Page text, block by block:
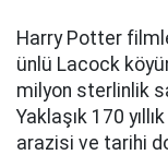
Harry Potter
ünlü Lacock
milyon sterlinlik
Yaklaşık 170
arazisi ve tarihi